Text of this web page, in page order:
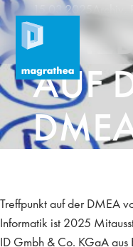
15.03.2025Archiv
AUF
Treffpunkt auf der DMEA
Informatik ist 2025
ID Gmbh & Co. KGaA aus